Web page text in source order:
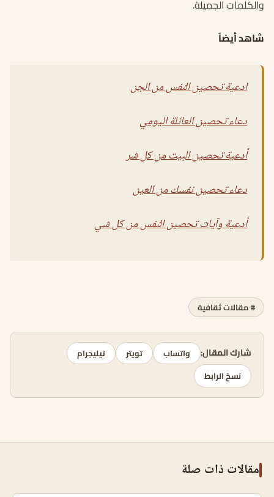
والكلمات الجميلة.
شاهد أيضاً
ادعية تحصين النفس من الجن
دعاء تحصين العائلة اليومي
أدعية تحصين البيت من كل شر
دعاء تحصين نفسك من العين
أدعية وآيات تحصين النفس من كل شي
# مقالات ثقافية
شارك المقال: واتساب تويتر
تيليجرام
نسخ الرابط
مقالات ذات صلة